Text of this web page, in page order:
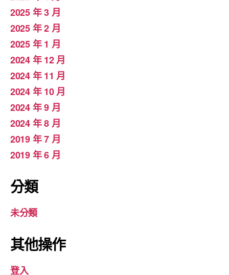
2025 年 3 月
2025 年 2 月
2025 年 1 月
2024 年 12 月
2024 年 11 月
2024 年 10 月
2024 年 9 月
2024 年 8 月
2019 年 7 月
2019 年 6 月
分類
未分類
其他操作
登入